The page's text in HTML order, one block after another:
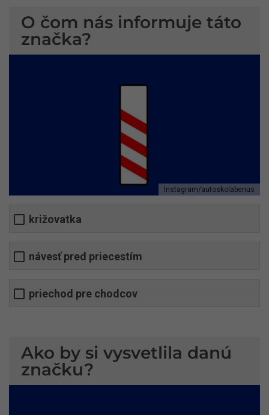
O čom nás informuje táto
značka?
Instagram/autoskolabenus
križovatka
návesť pred priecestím
priechod pre chodcov
Ako by si vysvetlila danú
značku?